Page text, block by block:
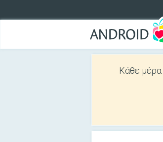
Κάθε μέρα